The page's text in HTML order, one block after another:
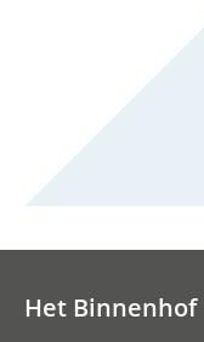
Het Binnenhof